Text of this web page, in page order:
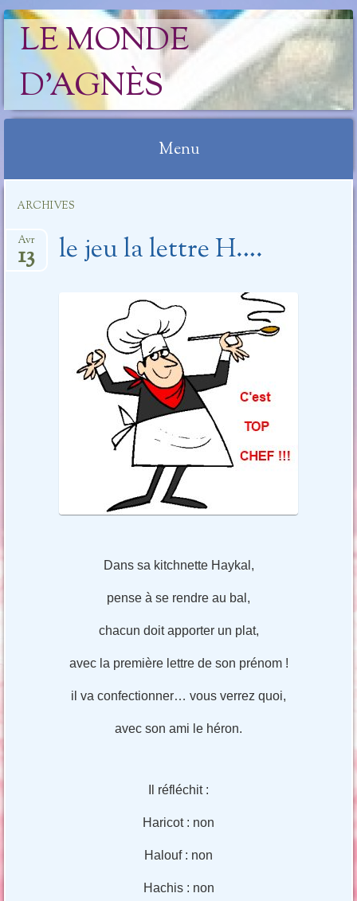
LE MONDE
D'AGNÈS
Menu
contenu
ARCHIVES
le jeu la lettre H….
Avr
13
Dans sa kitchnette Haykal,
pense à se rendre au bal,
chacun doit apporter un plat,
avec la première lettre de son prénom !
il va confectionner… vous verrez quoi,
avec son ami le héron.
Il réfléchit :
Haricot : non
Halouf : non
Hachis : non